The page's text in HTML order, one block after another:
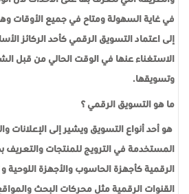
في غاية السهولة ومتاح في جميع الأوقات
إلى اعتماد التسويق الرقمي كأحد الركائز
الاستغناء عنها في الوقت الحالي من قبل
وتسويقها.
ما هو التسويق الرقمي ؟
هو أحد أنواع التسويق ويشير إلى الإعلانات
المستخدمة في الترويج للمنتجات والتعريف
الرقمية كأجهزة الحاسوب والأجهزة
القنوات الرقمية مثل محركات البحث